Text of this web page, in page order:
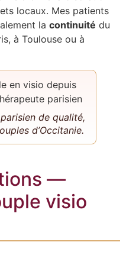
locaux. Mes patients
la continuité du
à Toulouse ou à
de qualité,
d’Occitanie.
—
visio